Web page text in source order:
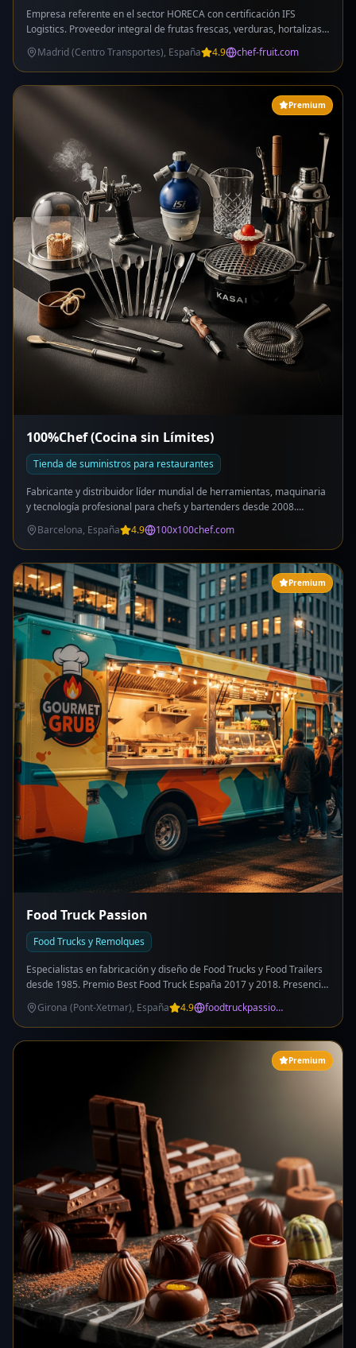
Empresa referente en el sector HORECA con certificación IFS
Logistics. Proveedor integral de frutas frescas, verduras, hortalizas,
frutas tropicales y del bosque, setas y hongos, hierbas aromáticas,
especias, frutos secos, legumbres, aceites, vinagres, lácteos,
quesos, conservas, productos asiáticos, latinos y de coctelería. IV y V
Gama (productos cortados listos para usar). Flota de 48 vehículos
refrigerados con reparto diario. Servicio a restaurantes, hoteles,
hospitales, catering, universidades, colegios y guarderías.
WhatsApp: 680 51 99 44. Control de calidad exhaustivo y
trazabilidad garantizada.
Madrid (Centro Transportes), España 4.9 chef-fruit.com
Premium
100%Chef (Cocina sin Límites)
Tienda de suministros para restaurantes
Fabricante y distribuidor líder mundial de herramientas, maquinaria
y tecnología profesional para chefs y bartenders desde 2008.
Marcas: 100%Chef, 100%Barman, 100%Lab, 100%Ingredients.
Catálogo +2000 referencias: ahumadores gastronómicos (Aladín),
destiladores (Girovap Pro2), liofilizadores (Lyo Chef), conchadoras
chocolate (Twin Stones), esferificación, espumas (Foam Kit), cocina
al vacío, nitrogeno líquido, barbacoas japonesas Kasai, cierra latas,
moldes silicona, cristalería cocteleria (colección Fantasy/Tesla),
vajilla gres Volcanic, herramientas precisión. Presencia en +70
países, 5 continentes, +250 distribuidores. Centro I+D: 100%Lab.
Formación: YouCook. Proveedores de restaurantes Michelin
(Disfrutar - Mejor Restaurante del Mundo 2024).
Barcelona, España 4.9 100x100chef.com
Premium
Food Truck Passion
Food Trucks y Remolques
Especialistas en fabricación y diseño de Food Trucks y Food Trailers
desde 1985. Premio Best Food Truck España 2017 y 2018. Presencia
internacional con oficinas en California (EEUU). Servicios:
fabricación a medida, web personalizada incluida, consultoría para
emprendedores foodtruckers. Tips y formación para
emprendedores. Exportación a todo el mundo.
Girona (Pont-Xetmar), España 4.9 foodtruckpassion.com
Premium